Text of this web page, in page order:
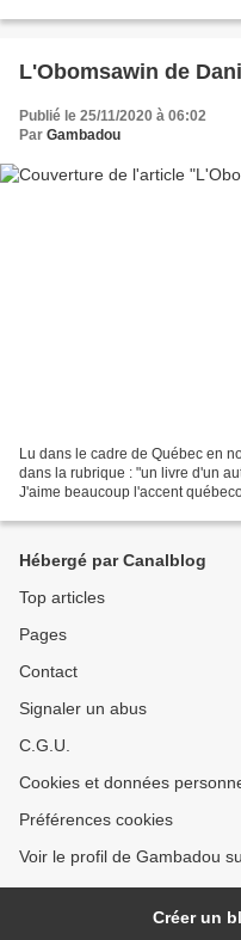
L'Obomsawin de
Publié le 25/11/2020 à 06:02
Par Gambadou
Lu dans le cadre de Québec en
dans la rubrique : "un livre d'un
J'aime beaucoup l'accent
Hébergé par Canalblog
Top articles
Pages
Contact
Signaler un abus
C.G.U.
Cookies et données
Préférences cookies
Voir le profil de Gambadou
Créer un